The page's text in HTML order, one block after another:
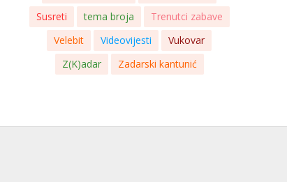
Susreti
tema broja
Trenutci zabave
Velebit
Videovijesti
Vukovar
Z(K)adar
Zadarski kantunić